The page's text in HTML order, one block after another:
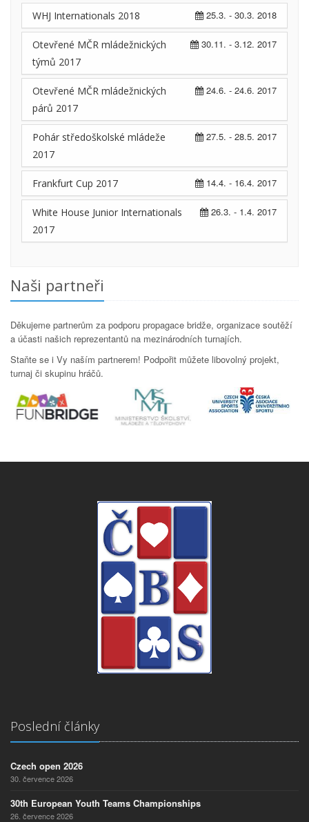
25.3. - 30.3. 2018
WHJ Internationals 2018
30.11. - 3.12. 2017
Otevřené MČR mládežnických
týmů 2017
24.6. - 24.6. 2017
Otevřené MČR mládežnických
párů 2017
27.5. - 28.5. 2017
Pohár středoškolské mládeže
2017
14.4. - 16.4. 2017
Frankfurt Cup 2017
26.3. - 1.4. 2017
White House Junior Internationals
2017
Naši partneři
Děkujeme partnerům za podporu propagace bridže, organizace soutěží
a účasti našich reprezentantů na mezinárodních turnajích.
Staňte se i Vy naším partnerem! Podpořit můžete libovolný projekt,
turnaj či skupinu hráčů.
Poslední články
Czech open 2026
30. července 2026
30th European Youth Teams Championships
26. července 2026